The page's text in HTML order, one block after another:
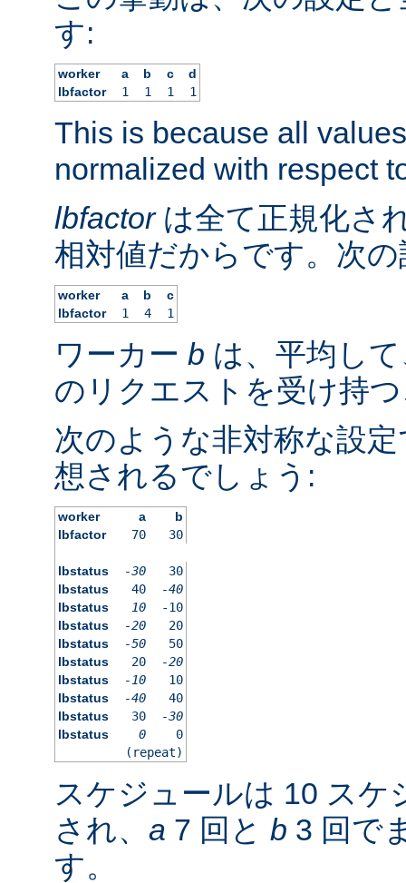
す:
worker a b c
d
lbfactor
1 1 1 1
This is because all
normalized with respect
lbfactorは全て正規化さ
相対値だからです。次
worker a b
c
lbfactor
1 4 1
ワーカー b は、平均し
のリクエストを受け持
次のような非対称な設
想されるでしょう:
worker a
b
lbfactor
70 30
lbstatus -30
30
lbstatus
40
-40
lbstatus
10
-10
lbstatus
-20
20
lbstatus
-50
50
lbstatus
20
-20
lbstatus
-10
10
lbstatus
-40
40
lbstatus
30
-30
lbstatus
0
0
(repeat)
スケジュールは 10 スケ
され、 a 7 回と b 3 回で
す。